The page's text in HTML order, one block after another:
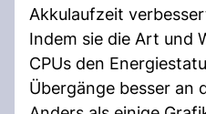
Akkulaufzeit
Indem sie die Art und
CPUs den
Übergänge besser an